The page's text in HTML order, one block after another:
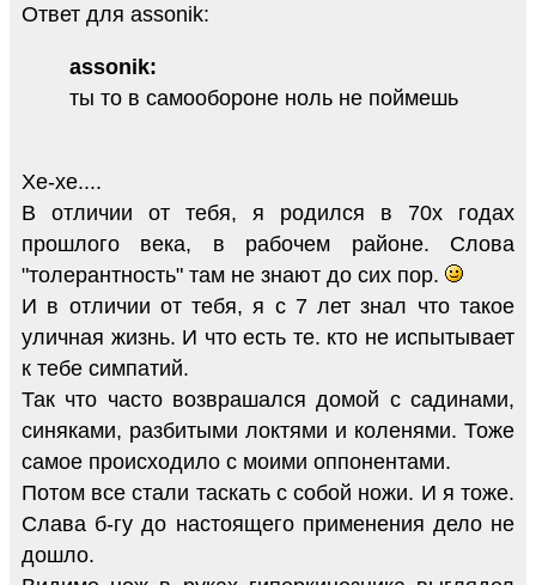
Ответ для assonik:
assonik:
ты то в самообороне ноль не поймешь
Хе-хе....
В отличии от тебя, я родился в 70х годах
прошлого века, в рабочем районе. Слова
"толерантность" там не знают до сих пор.
И в отличии от тебя, я с 7 лет знал что такое
уличная жизнь. И что есть те. кто не испытывает
к тебе симпатий.
Так что часто возврашался домой с садинами,
синяками, разбитыми локтями и коленями. Тоже
самое происходило с моими оппонентами.
Потом все стали таскать с собой ножи. И я тоже.
Слава б-гу до настоящего применения дело не
дошло.